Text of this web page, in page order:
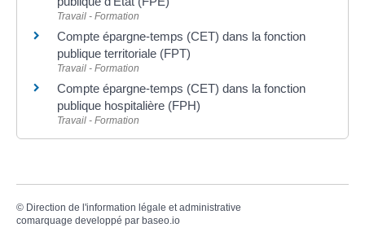
Travail - Formation
Compte épargne-temps (CET) dans la fonction
publique territoriale (FPT)
Travail - Formation
Compte épargne-temps (CET) dans la fonction
publique hospitalière (FPH)
Travail - Formation
© Direction de l'information légale et administrative
comarquage developpé par baseo.io